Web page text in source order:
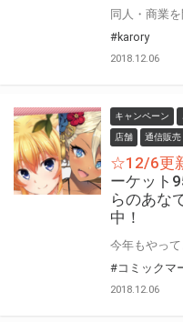
#karory
2018.12.06
キャンペーン
店舗 通信販売
☆12/6更
ーケット
らのあな
中！
#コミックマ
2018.12.06